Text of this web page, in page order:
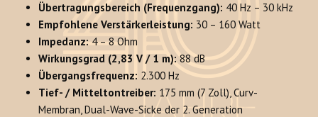
Übertragungsbereich (Frequenzgang): 40 Hz – 30 kHz
Empfohlene Verstärkerleistung: 30 – 160 Watt
Impedanz: 4 – 8 Ohm
Wirkungsgrad (2,83 V / 1 m):88 dB
Übergangsfrequenz: 2.300 Hz
Tief- / Mitteltontreiber: 175 mm (7 Zoll), Curv-
Membran, Dual-Wave-Sicke der 2. Generation